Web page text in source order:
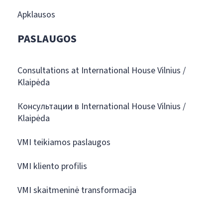
Apklausos
PASLAUGOS
Consultations at International House Vilnius /
Klaipėda
Консультации в International House Vilnius /
Klaipėda
VMI teikiamos paslaugos
VMI kliento profilis
VMI skaitmeninė transformacija